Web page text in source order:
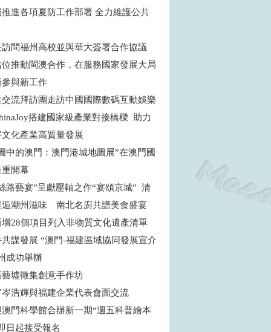
進各項夏防工作部署 全力維護公共
問福州高校並與華大簽署合作協議
推動閩澳合作，在服務國家發展大局
與新工作
流拜訪團走訪中國國際數碼互動娛樂
搭建國家級產業對接橋樑 助力
化產業高質量發展
中的澳門：澳門港城地圖展”在澳門國
開幕
路藝宴”呈獻壓軸之作“宴頌京城” 清
逅潮州滋味 南北名廚共譜美食盛宴
28個項目列入非物質文化遺產清單
謀發展 “澳門-福建區域協同發展宣介
成功舉辦
墟徵集創意手作坊
浩輝與福建企業代表會面交流
門科學館合辦新一期“週五科普繪本
日起接受報名